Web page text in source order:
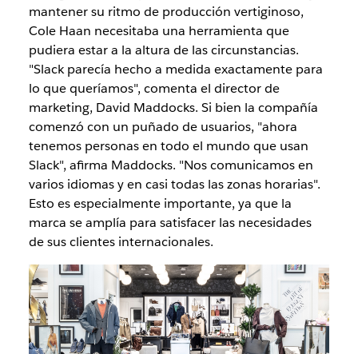
mantener su ritmo de producción vertiginoso,
Cole Haan necesitaba una herramienta que
pudiera estar a la altura de las circunstancias.
"Slack parecía hecho a medida exactamente para
lo que queríamos", comenta el director de
marketing, David Maddocks. Si bien la compañía
comenzó con un puñado de usuarios, "ahora
tenemos personas en todo el mundo que usan
Slack", afirma Maddocks. "Nos comunicamos en
varios idiomas y en casi todas las zonas horarias".
Esto es especialmente importante, ya que la
marca se amplía para satisfacer las necesidades
de sus clientes internacionales.